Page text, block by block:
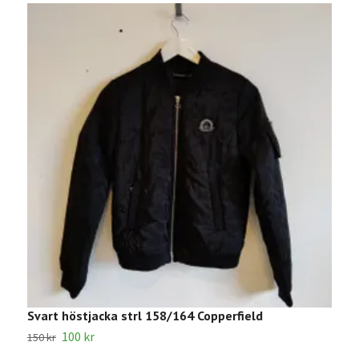
Svart höstjacka strl 158/164 Copperfield
150 kr 100 kr